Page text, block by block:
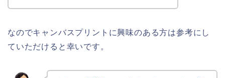
なのでキャンバスプリントに興味のある方は参考にし
ていただけると幸いです。